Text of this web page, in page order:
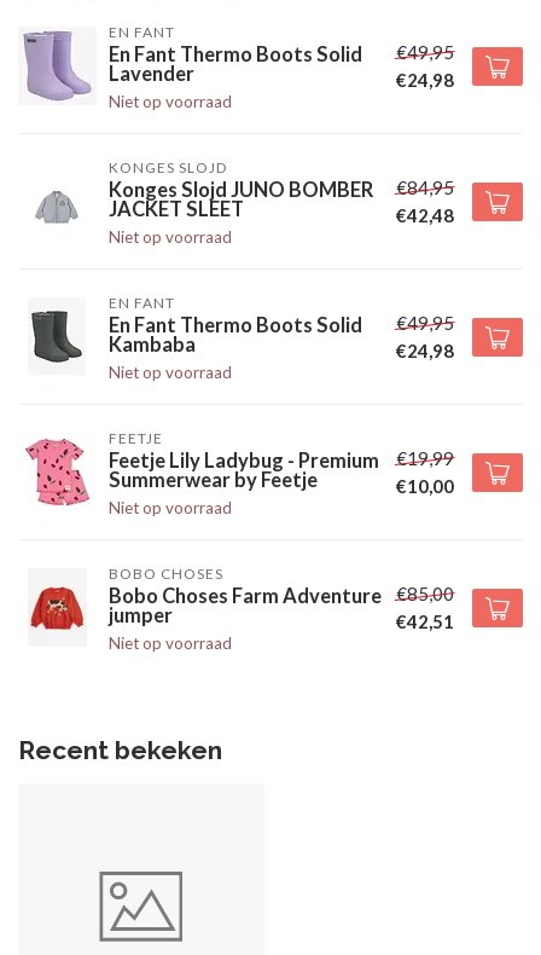
EN FANT
En Fant Thermo Boots Solid
Lavender
Niet op voorraad
€49,95
€24,98
KONGES SLOJD
Konges Slojd JUNO BOMBER
JACKET SLEET
Niet op voorraad
€84,95
€42,48
EN FANT
En Fant Thermo Boots Solid
Kambaba
Niet op voorraad
€49,95
€24,98
FEETJE
Feetje Lily Ladybug - Premium
Summerwear by Feetje
Niet op voorraad
€19,99
€10,00
BOBO CHOSES
Bobo Choses Farm Adventure
jumper
Niet op voorraad
€85,00
€42,51
Recent bekeken